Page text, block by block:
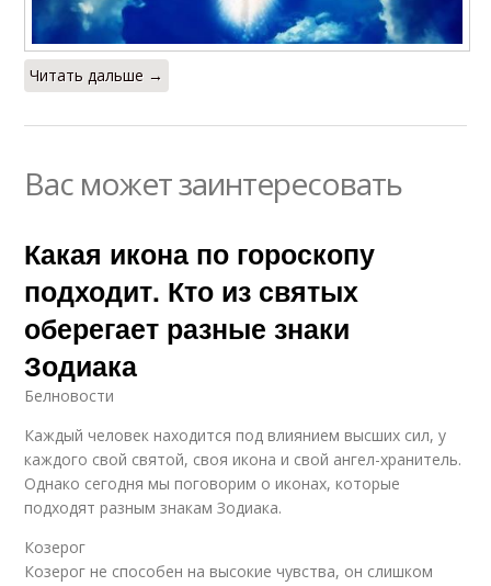
Читать дальше →
Вас может заинтересовать
Какая икона по гороскопу
подходит. Кто из святых
оберегает разные знаки
Зодиака
Белновости
Каждый человек находится под влиянием высших сил, у
каждого свой святой, своя икона и свой ангел-хранитель.
Однако сегодня мы поговорим о иконах, которые
подходят разным знакам Зодиака.
Козерог
Козерог не способен на высокие чувства, он слишком